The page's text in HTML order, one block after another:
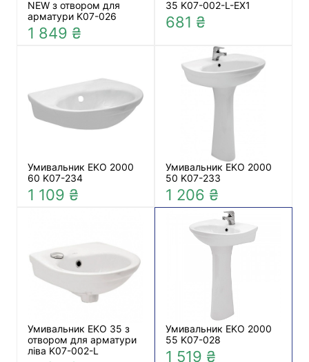
NEW з отвором для
арматури K07-026
1 849 ₴
35 K07-002-L-EX1
681 ₴
Умивальник EKO 2000
60 K07-234
1 109 ₴
Умивальник EKO 2000
50 K07-233
1 206 ₴
Умивальник EKO 35 з
отвором для арматури
ліва K07-002-L
Умивальник EKO 2000
55 K07-028
1 519 ₴